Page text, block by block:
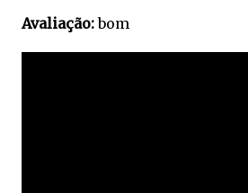
Avaliação:bom